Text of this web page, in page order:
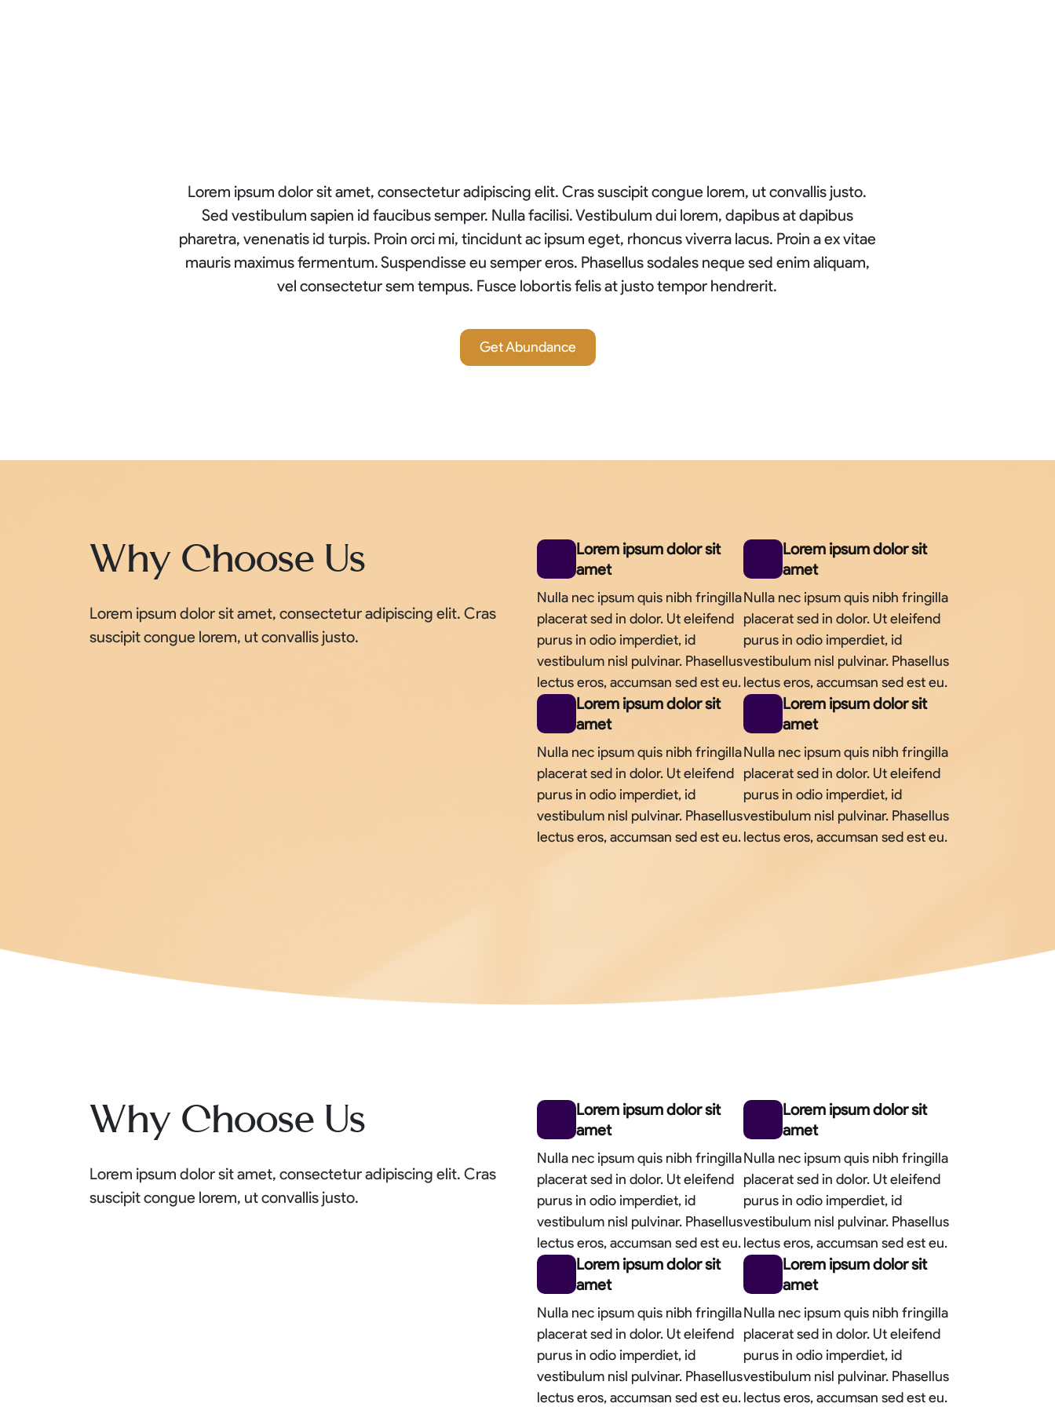
Lorem ipsum dolor sit amet, consectetur adipiscing elit. Cras suscipit congue lorem, ut convallis justo.
Sed vestibulum sapien id faucibus semper. Nulla facilisi. Vestibulum dui lorem, dapibus at dapibus
pharetra, venenatis id turpis. Proin orci mi, tincidunt ac ipsum eget, rhoncus viverra lacus. Proin a ex vitae
mauris maximus fermentum. Suspendisse eu semper eros. Phasellus sodales neque sed enim aliquam,
vel consectetur sem tempus. Fusce lobortis felis at justo tempor hendrerit.
Get Abundance
Why Choose Us
Lorem ipsum dolor sit amet, consectetur adipiscing elit. Cras
suscipit congue lorem, ut convallis justo.
Lorem ipsum dolor sit
amet
Nulla nec ipsum quis nibh fringilla
placerat sed in dolor. Ut eleifend
purus in odio imperdiet, id
vestibulum nisl pulvinar. Phasellus
lectus eros, accumsan sed est eu.
Lorem ipsum dolor sit
amet
Nulla nec ipsum quis nibh fringilla
placerat sed in dolor. Ut eleifend
purus in odio imperdiet, id
vestibulum nisl pulvinar. Phasellus
lectus eros, accumsan sed est eu.
Lorem ipsum dolor sit
amet
Nulla nec ipsum quis nibh fringilla
placerat sed in dolor. Ut eleifend
purus in odio imperdiet, id
vestibulum nisl pulvinar. Phasellus
lectus eros, accumsan sed est eu.
Lorem ipsum dolor sit
amet
Nulla nec ipsum quis nibh fringilla
placerat sed in dolor. Ut eleifend
purus in odio imperdiet, id
vestibulum nisl pulvinar. Phasellus
lectus eros, accumsan sed est eu.
Why Choose Us
Lorem ipsum dolor sit amet, consectetur adipiscing elit. Cras
suscipit congue lorem, ut convallis justo.
Lorem ipsum dolor sit
amet
Nulla nec ipsum quis nibh fringilla
placerat sed in dolor. Ut eleifend
purus in odio imperdiet, id
vestibulum nisl pulvinar. Phasellus
lectus eros, accumsan sed est eu.
Lorem ipsum dolor sit
amet
Nulla nec ipsum quis nibh fringilla
placerat sed in dolor. Ut eleifend
purus in odio imperdiet, id
vestibulum nisl pulvinar. Phasellus
lectus eros, accumsan sed est eu.
Lorem ipsum dolor sit
amet
Nulla nec ipsum quis nibh fringilla
placerat sed in dolor. Ut eleifend
purus in odio imperdiet, id
vestibulum nisl pulvinar. Phasellus
lectus eros, accumsan sed est eu.
Lorem ipsum dolor sit
amet
Nulla nec ipsum quis nibh fringilla
placerat sed in dolor. Ut eleifend
purus in odio imperdiet, id
vestibulum nisl pulvinar. Phasellus
lectus eros, accumsan sed est eu.